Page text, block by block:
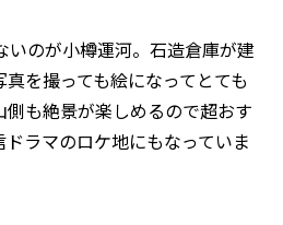
のが小樽運河。石造倉庫が建
を撮っても絵になってとても
側も絶景が楽しめるので超おす
ラマのロケ地にもなっていま